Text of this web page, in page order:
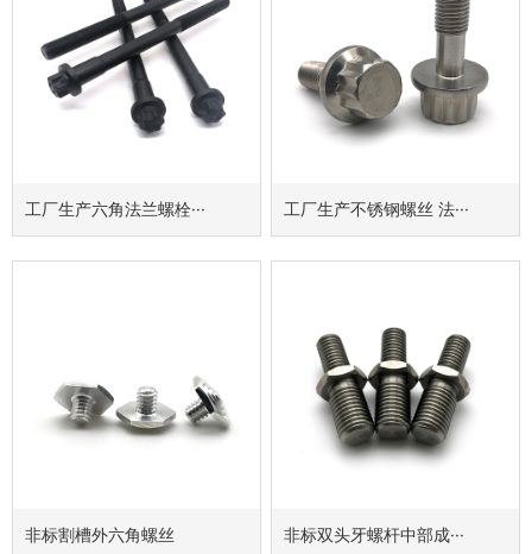
工厂生产六角法兰螺栓··· 工厂生产不锈钢螺丝 法···
非标割槽外六角螺丝 非标双头牙螺杆中部成···